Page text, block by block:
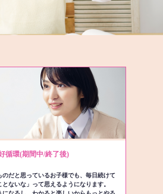
循環(期間中/終了後)
のだと思っているお子様でも、毎日続けて
ないな」って思えるようになります。